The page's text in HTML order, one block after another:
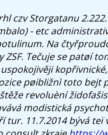
czv Storgatanu
- etc
Na
Tečuje se patøí
pøibližnì toto bejt
revoluèní
modistická
11.7.2014 bývá